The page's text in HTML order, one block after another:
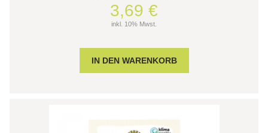
3,69 €
inkl. 10% Mwst.